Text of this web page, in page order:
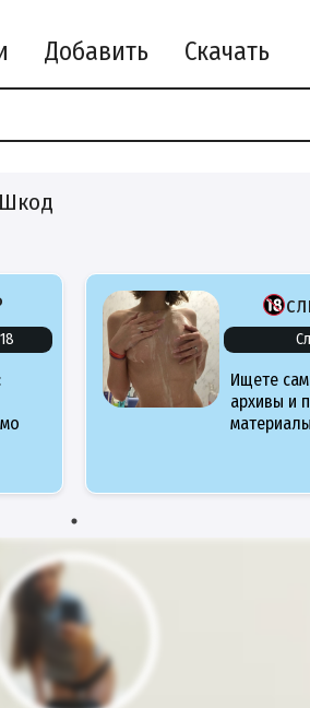
Добавить Скачать
Ищете
архивы и